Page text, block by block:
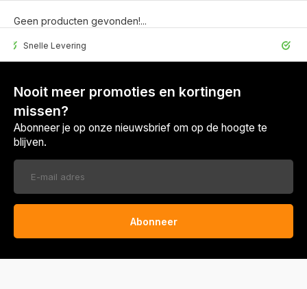
Geen producten gevonden!...
Levering 30 Dagen
Nooit meer promoties en kortingen
missen?
Abonneer je op onze nieuwsbrief om op de hoogte te
blijven.
Abonneer